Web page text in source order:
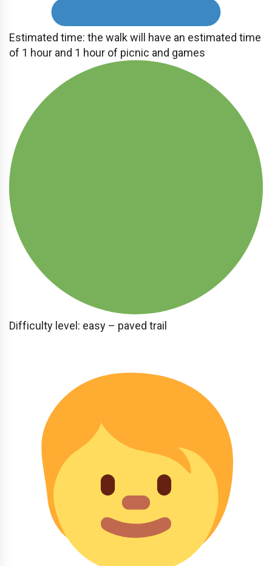
Estimated time: the walk will have an estimated time
of 1 hour and 1 hour of picnic and games
Difficulty level: easy – paved trail